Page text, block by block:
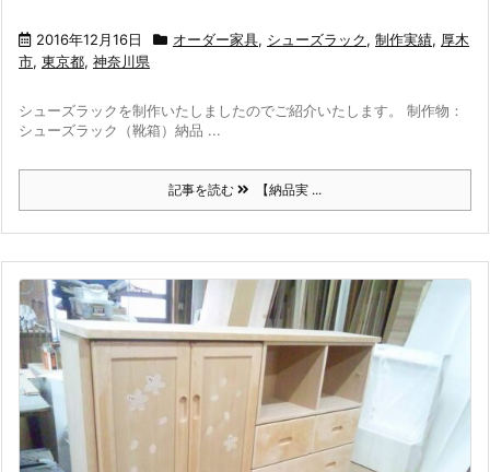
2016年12月16日 オーダー家具, シューズラック, 制作実績, 厚木
市, 東京都, 神奈川県
シューズラックを制作いたしましたのでご紹介いたします。 制作物：
シューズラック（靴箱）納品 ...
記事を読む 【納品実 ...